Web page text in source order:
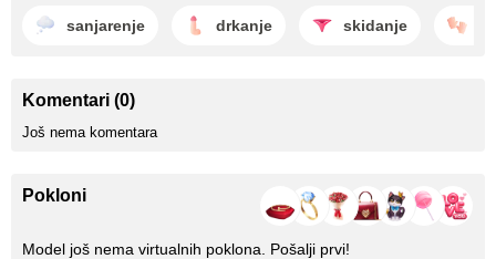
sanjarenje drkanje skidanje
Komentari (0)
Još nema komentara
Pokloni
Model još nema virtualnih poklona. Pošalji prvi!